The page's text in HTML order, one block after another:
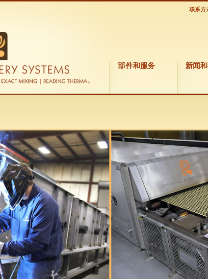
联系方
部件和服务 新闻